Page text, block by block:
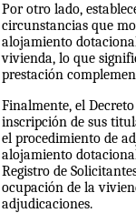
Por otro lado,
circunstancias que
alojamiento
vivienda, lo que
prestación
Finalmente, el
inscripción de sus
el procedimiento de
alojamiento
Registro de
ocupación de la
adjudicaciones.